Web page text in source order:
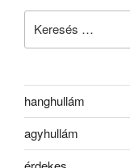
hanghullám
agyhullám